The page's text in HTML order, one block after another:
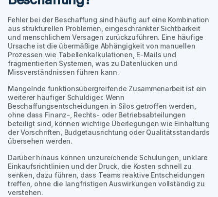
Fehler bei der Beschaffung sind häufig auf eine Kombination
aus strukturellen Problemen, eingeschränkter Sichtbarkeit
und menschlichem Versagen zurückzuführen. Eine häufige
Ursache ist die übermäßige Abhängigkeit von manuellen
Prozessen wie Tabellenkalkulationen, E-Mails und
fragmentierten Systemen, was zu Datenlücken und
Missverständnissen führen kann.
Mangelnde funktionsübergreifende Zusammenarbeit ist ein
weiterer häufiger Schuldiger. Wenn
Beschaffungsentscheidungen in Silos getroffen werden,
ohne dass Finanz-, Rechts- oder Betriebsabteilungen
beteiligt sind, können wichtige Überlegungen wie Einhaltung
der Vorschriften, Budgetausrichtung oder Qualitätsstandards
übersehen werden.
Darüber hinaus können unzureichende Schulungen, unklare
Einkaufsrichtlinien und der Druck, die Kosten schnell zu
senken, dazu führen, dass Teams reaktive Entscheidungen
treffen, ohne die langfristigen Auswirkungen vollständig zu
verstehen.